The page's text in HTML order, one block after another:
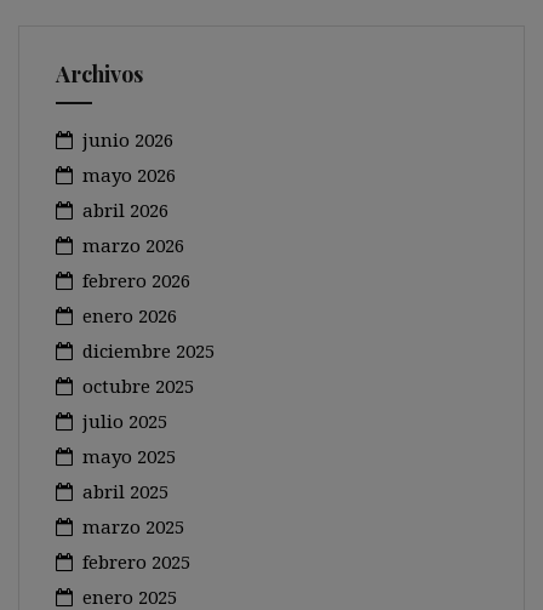
Archivos
junio 2026
mayo 2026
abril 2026
marzo 2026
febrero 2026
enero 2026
diciembre 2025
octubre 2025
julio 2025
mayo 2025
abril 2025
marzo 2025
febrero 2025
enero 2025